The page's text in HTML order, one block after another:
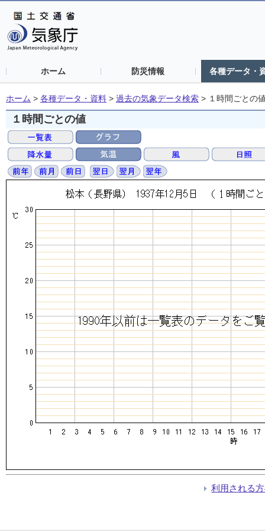
ホーム 防災情報 各種データ・
ホーム > 各種データ・資料 > 過去の気象データ検索 > １時間ごとの
１時間ごとの値
利用される